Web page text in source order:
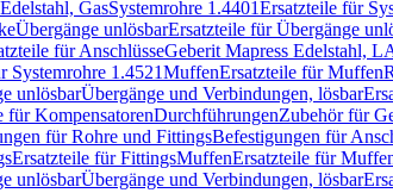
GasSystemrohre 1.4401Ersatzteile für
Übergänge unlösbarErsatzteile für Übergänge
für AnschlüsseGeberit Mapress Edelstahl,
Systemrohre 1.4521MuffenErsatzteile für Muffen
unlösbarÜbergänge und Verbindungen, lösbar
für KompensatorenDurchführungenZubehör für
für Rohre und FittingsBefestigungen für
Ersatzteile für FittingsMuffenErsatzteile für
unlösbarÜbergänge und Verbindungen, lösbar